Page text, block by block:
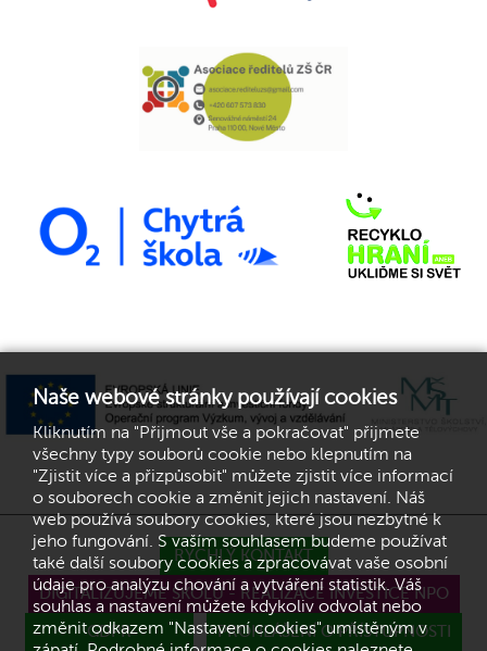
RYCHLÝ KONTAKT
DIGITALIZUJEME ŠKOLU - REALIZACE INVESTICE NPO
GDPR PROHLÁŠENÍ O PŘÍSTUPNOSTI
Naše webové stránky používají cookies
Kliknutím na "Přijmout vše a pokračovat" přijmete
všechny typy souborů cookie nebo klepnutím na
"Zjistit více a přizpůsobit" můžete zjistit více informací
o souborech cookie a změnit jejich nastavení. Náš
web používá soubory cookies, které jsou nezbytné k
jeho fungování. S vaším souhlasem budeme používat
také další soubory cookies a zpracovávat vaše osobní
údaje pro analýzu chování a vytváření statistik. Váš
souhlas a nastavení můžete kdykoliv odvolat nebo
změnit odkazem "Nastavení cookies" umístěným v